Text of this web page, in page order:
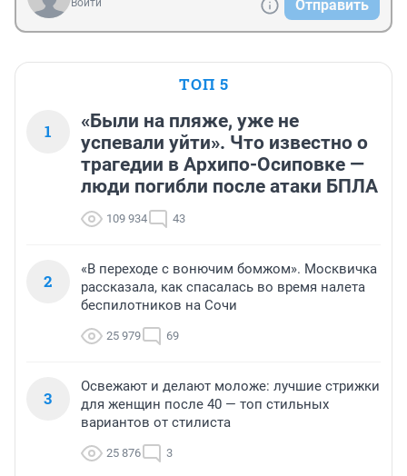
Войти
Отправить
ТОП 5
1
«Были на пляже, уже не
успевали уйти». Что известно о
трагедии в Архипо-Осиповке —
люди погибли после атаки БПЛА
109 934 43
2
«В переходе с вонючим бомжом». Москвичка
рассказала, как спасалась во время налета
беспилотников на Сочи
25 979 69
3
Освежают и делают моложе: лучшие стрижки
для женщин после 40 — топ стильных
вариантов от стилиста
25 876 3